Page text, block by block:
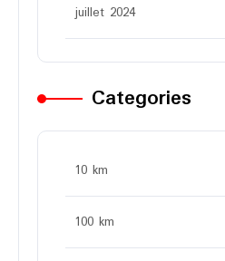
juillet 2024
Categories
10 km
100 km